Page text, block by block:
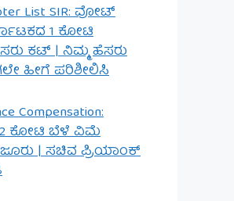
List SIR: ವೋಟ್
1 ಕೋಟಿ
ಕಟ್ | ನಿಮ್ಮ ಹೆಸರು
ಹೀಗೆ ಪರಿಶೀಲಿಸಿ
Compensation:
ಕೋಟಿ ಬೆಳೆ ವಿಮೆ
| ಸಚಿವ ಪ್ರಿಯಾಂಕ್